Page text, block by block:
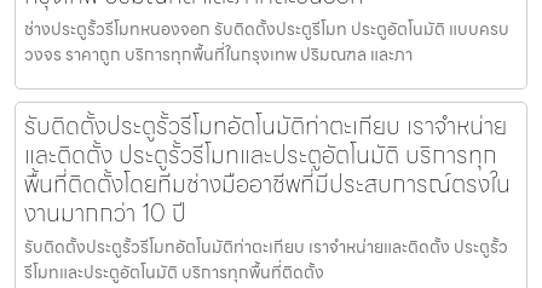
ช่างประตูรั้วรีโมทหนองจอก รับติดตั้งประตูรีโมท ประตูอัตโนมัติ แบบครบ
วงจร ราคาถูก บริการทุกพื้นที่ในกรุงเทพ ปริมณฑล และภา
รับติดตั้งประตูรั้วรีโมทอัตโนมัติท่าตะเกียบ เราจำหน่าย
และติดตั้ง ประตูรั้วรีโมทและประตูอัตโนมัติ บริการทุก
พื้นที่ติดตั้งโดยทีมช่างมืออาชีพที่มีประสบการณ์ตรงใน
งานมากกว่า 10 ปี
รับติดตั้งประตูรั้วรีโมทอัตโนมัติท่าตะเกียบ เราจำหน่ายและติดตั้ง ประตูรั้ว
รีโมทและประตูอัตโนมัติ บริการทุกพื้นที่ติดตั้ง